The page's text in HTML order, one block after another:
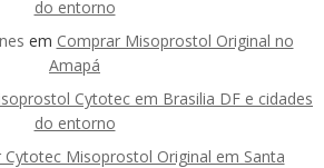
do entorno
em Comprar Misoprostol Original no
Amapá
Cytotec em Brasilia DF e cidades
do entorno
Cytotec Misoprostol Original em Santa